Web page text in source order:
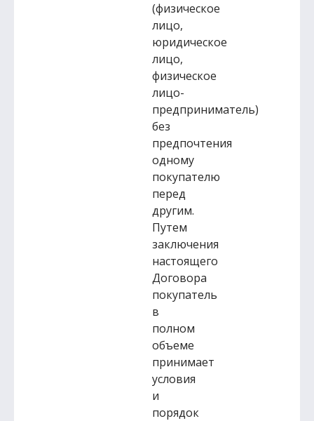
(физическое
лицо,
юридическое
лицо,
физическое
лицо-
предприниматель)
без
предпочтения
одному
покупателю
перед
другим.
Путем
заключения
настоящего
Договора
покупатель
в
полном
объеме
принимает
условия
и
порядок